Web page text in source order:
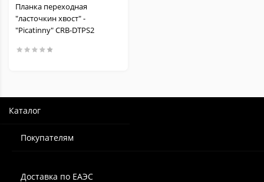
Планка переходная
"ласточкин хвост" -
"Picatinny" CRB-DTPS2
Каталог
Покупателям
Доставка по ЕАЭС